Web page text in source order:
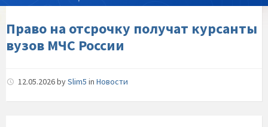
МЧС-
России
Право на отсрочку получат курсанты
вузов МЧС России
12.05.2026bySlim5 in Новости